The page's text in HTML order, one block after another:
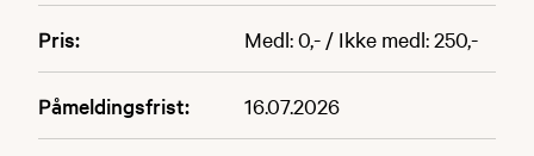
Pris: Medl: 0,- / Ikke medl: 250,-
Påmeldingsfrist: 16.07.2026